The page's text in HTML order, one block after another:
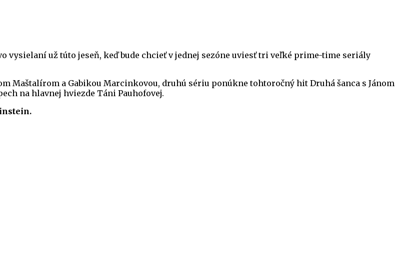
vysielaní už túto jeseň, keď bude chcieť v jednej sezóne uviesť tri veľké prime-time seriály
Maštalírom a Gabikou Marcinkovou, druhú sériu ponúkne tohtoročný hit Druhá šanca s Jánom
na hlavnej hviezde Táni Pauhofovej.